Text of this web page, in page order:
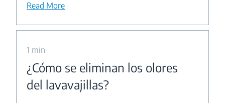
Read More
1 min
¿Cómo se eliminan los olores
del lavavajillas?